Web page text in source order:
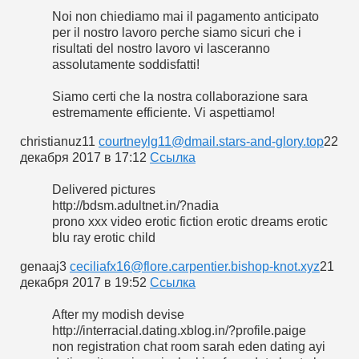
Noi non chiediamo mai il pagamento anticipato
per il nostro lavoro perche siamo sicuri che i
risultati del nostro lavoro vi lasceranno
assolutamente soddisfatti!
Siamo certi che la nostra collaborazione sara
estremamente efficiente. Vi aspettiamo!
christianuz11 courtneylg11@dmail.stars-and-glory.top22
декабря 2017 в 17:12 Cсылка
Delivered pictures
http://bdsm.adultnet.in/?nadia
prono xxx video erotic fiction erotic dreams erotic
blu ray erotic child
genaaj3 ceciliafx16@flore.carpentier.bishop-knot.xyz21
декабря 2017 в 19:52 Cсылка
After my modish devise
http://interracial.dating.xblog.in/?profile.paige
non registration chat room sarah eden dating ayi